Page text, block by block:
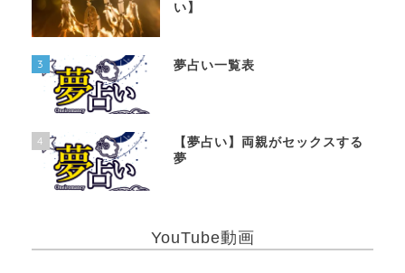
い】
3 夢占い一覧表
4
【夢占い】両親がセックスする
夢
YouTube動画